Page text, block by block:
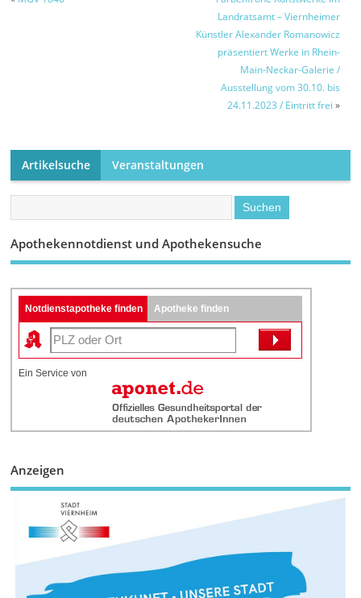
Brandgefahr mit
möglich
Landratsamt – Viernheimer
Künstler Alexander Romanowicz
präsentiert Werke in Rhein-
Main-Neckar-Galerie /
Ausstellung vom 30.10. bis
24.11.2023 / Eintritt frei »
Artikelsuche Veranstaltungen
Apothekennotdienst und Apothekensuche
Notdienstapotheke finden Apotheke finden
Ein Service von
Anzeigen